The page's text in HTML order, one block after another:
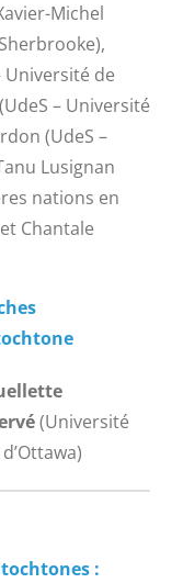
Michel
Université de
(UdeS – Université
(UdeS –
Lusignan
nations en
Chantale
(Université
: